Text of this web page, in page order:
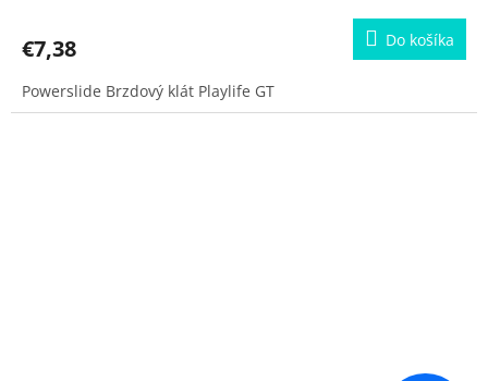
€7,38 Do košíka
Powerslide Brzdový klát Playlife GT